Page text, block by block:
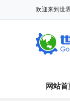
欢迎来到世
网站首